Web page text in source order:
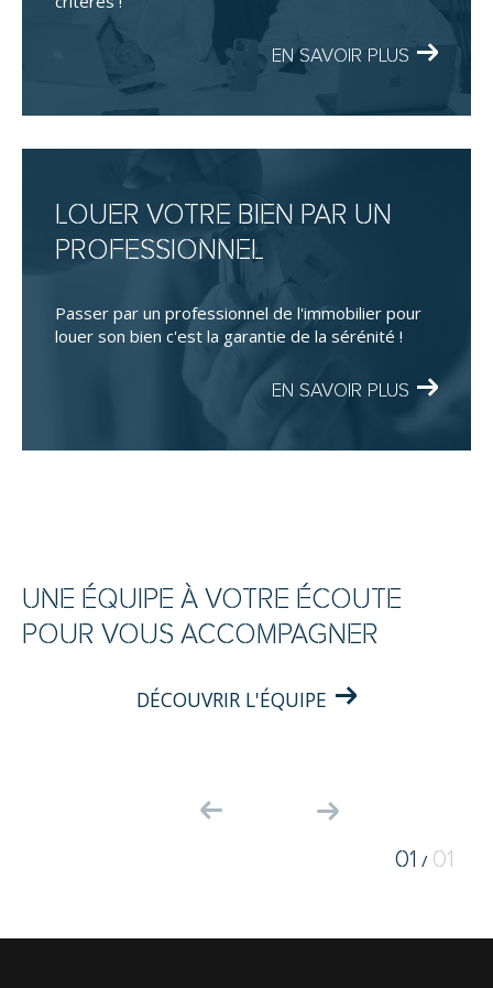
EN SAVOIR PLUS
LOUER VOTRE BIEN PAR UN
PROFESSIONNEL
Passer par un professionnel de l'immobilier pour
louer son bien c'est la garantie de la sérénité !
EN SAVOIR PLUS
UNE ÉQUIPE À VOTRE ÉCOUTE
POUR VOUS ACCOMPAGNER
DÉCOUVRIR L'ÉQUIPE
01 / 01